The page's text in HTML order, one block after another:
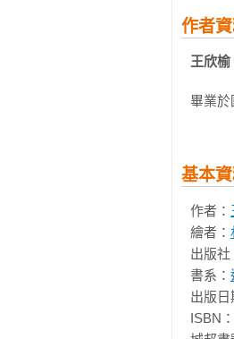
作者
王欣榆
畢業於
基本
作者：
繪者：
出版社
書系：
出版日
ISBN